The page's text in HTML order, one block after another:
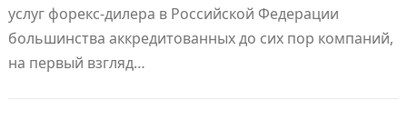
услуг форекс-дилера в Российской Федерации
большинства аккредитованных до сих пор компаний,
на первый взгляд…